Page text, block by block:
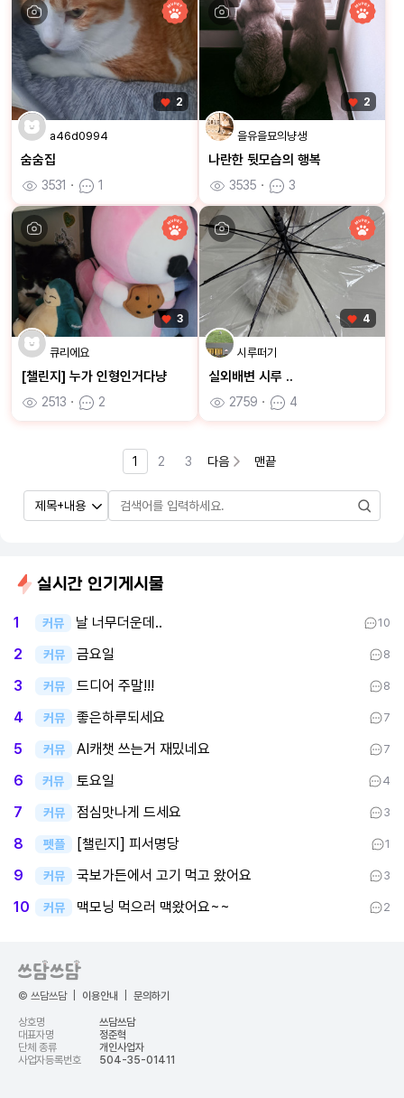
2
a46d0994
숨숨집
3531 ㆍ 1
2
을유을묘의냥생
나란한 뒷모습의 행복
3535 ㆍ 3
3
큐리에요
[챌린지] 누가 인형인거다냥
2513 ㆍ 2
4
시루떠기
실외배변 시루 ..
2759 ㆍ 4
1 2 3 다음 맨끝
실시간 인기게시물
1 커뮤 날 너무더운데.. 10
2 커뮤 금요일 8
3 커뮤 드디어 주말!!! 8
4 커뮤 좋은하루되세요 7
5 커뮤 AI캐챗 쓰는거 재밌네요 7
6 커뮤 토요일 4
7 커뮤 점심맛나게 드세요 3
8 펫플 [챌린지] 피서명당 1
9 커뮤 국보가든에서 고기 먹고 왔어요 3
10 커뮤 맥모닝 먹으러 맥왔어요~~ 2
© 쓰담쓰담 이용안내 문의하기
상호명
쓰담쓰담
대표자명
정준혁
단체 종류
개인사업자
사업자등록번호
504-35-01411